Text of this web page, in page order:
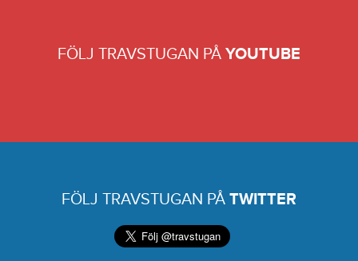
FÖLJ TRAVSTUGAN PÅ YOUTUBE
FÖLJ TRAVSTUGAN PÅ TWITTER